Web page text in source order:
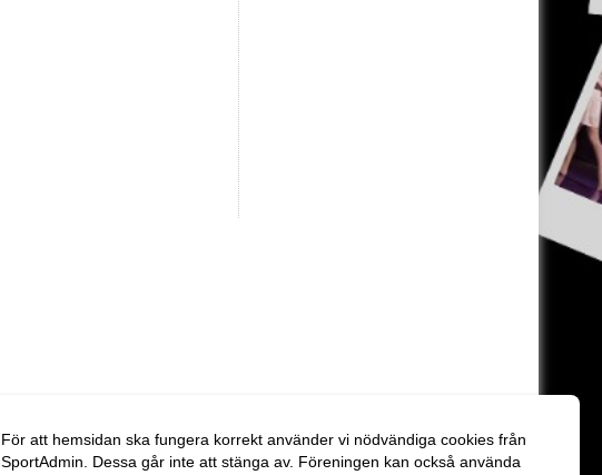
För att hemsidan ska fungera korrekt använder vi nödvändiga cookies från
SportAdmin. Dessa går inte att stänga av. Föreningen kan också använda